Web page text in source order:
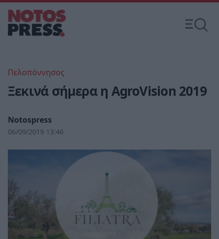
Πελοπόννησος
Ξεκινά σήμερα η AgroVision 2019
Notospress
06/09/2019 13:46